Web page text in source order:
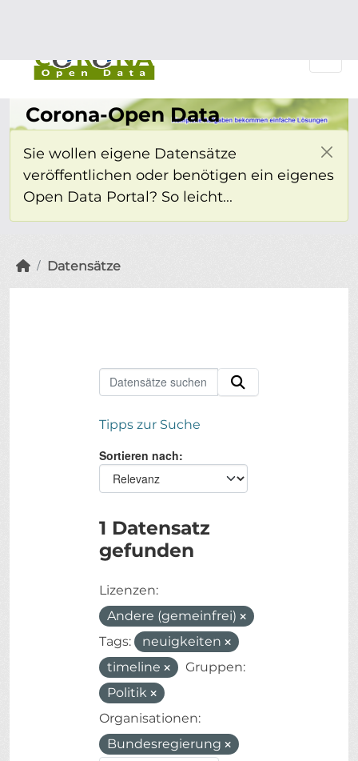
Corona-Open Data
Sie wollen eigene Datensätze
veröffentlichen oder benötigen ein eigenes
Open Data Portal? So leicht...
Datensätze
Tipps zur Suche
Sortieren nach
1 Datensatz
gefunden
Lizenzen:
Andere (gemeinfrei)
Tags:
neuigkeiten
timeline
Gruppen:
Politik
Organisationen:
Bundesregierung